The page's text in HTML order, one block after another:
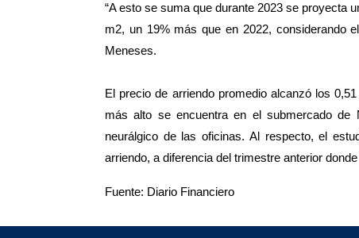
“A esto se suma que durante 2023 se proyecta
m2, un 19% más que en 2022, considerando
Meneses.
El precio de arriendo promedio alcanzó los
más alto se encuentra en el submercado de
neurálgico de las oficinas. Al respecto, el
arriendo, a diferencia del trimestre anterior
Fuente: Diario Financiero